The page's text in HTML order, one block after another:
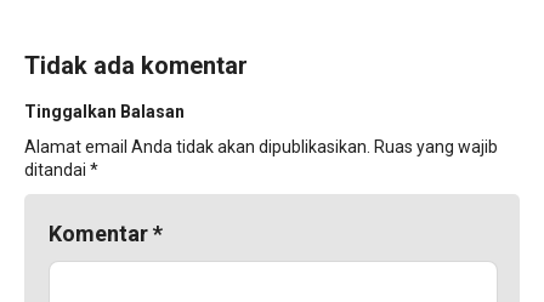
Tidak ada komentar
Tinggalkan Balasan
Alamat email Anda tidak akan dipublikasikan. Ruas yang wajib
ditandai *
Komentar*